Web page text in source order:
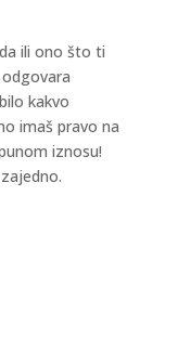
ili ono što ti
kakvo
imaš pravo na
iznosu!